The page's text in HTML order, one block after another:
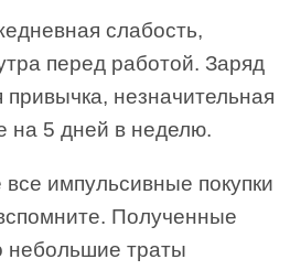
слабость,
перед работой. Заряд
привычка, незначительная
на 5 дней в неделю.
импульсивные покупки
Полученные
небольшие траты